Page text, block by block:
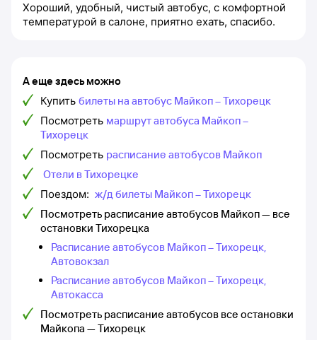
Хороший, удобный, чистый автобус, с комфортной
температурой в салоне, приятно ехать, спасибо.
А еще здесь можно
Купить билеты на автобус Майкоп – Тихорецк
Посмотреть маршрут автобуса Майкоп –
Тихорецк
Посмотреть расписание автобусов Майкоп
Отели в Тихорецке
Поездом: ж/д билеты Майкоп – Тихорецк
Посмотреть расписание автобусов Майкоп — все
остановки Тихорецка
Расписание автобусов Майкоп – Тихорецк,
Автовокзал
Расписание автобусов Майкоп – Тихорецк,
Автокасса
Посмотреть расписание автобусов все остановки
Майкопа — Тихорецк